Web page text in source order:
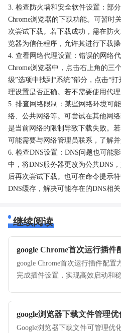
3. 检查防火墙和安全软件设置：部
Chrome浏览器的下载功能。可暂时
次尝试下载。若下载成功，需在防
览器为信任程序，允许其进行下载操
4. 查看网络代理设置：错误的网络
Chrome浏览器中，点击右上角的三
级”选项中找到“系统”部分，点击“
理设置是否正确。若不需要使用代理
5. 排查网络限制：某些网络环境可
络、公共网络等。可尝试在其他网
是当前网络的限制导致下载失败。
可能需要与网络管理员联系，了解并
6. 检查DNS设置：DNS问题也可能
中，将DNS服务器更改为公共DNS
后再次尝试下载。也可在命令提示
DNS缓存，解决可能存在的DNS相关
继续阅读
google Chrome首次运行插件
google Chrome首次运行插件配
完成插件设置，实现高效启动和
google浏览器下载文件管理优
Google浏览器下载文件可管理优